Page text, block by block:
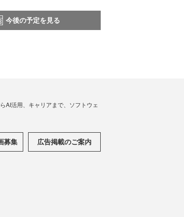
今後の予定を見る
AI活用、キャリアまで、ソフトウェ
募集 広告掲載のご案内